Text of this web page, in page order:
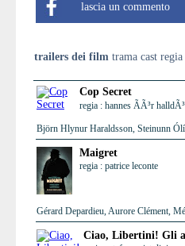
lascia un commento
trailers dei film trama cast regia
Cop Secret
regia : hannes ÃÃ³r
Björn Hlynur Haraldsson, Steinunn
Maigret
regia : patrice leconte
Gérard Depardieu, Aurore Clément,
Ciao, Libertini! Gli